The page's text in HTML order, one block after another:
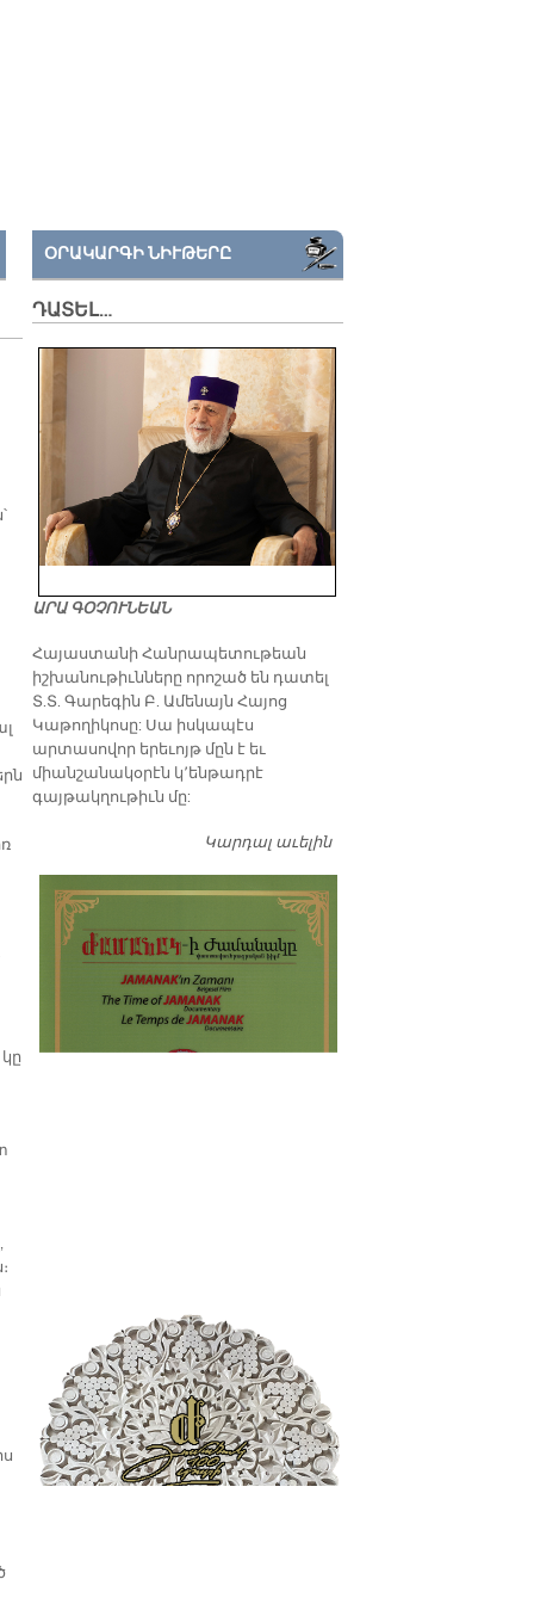
ՕՐԱԿԱՐԳԻ ՆԻՒԹԵՐԸ
ԴԱՏԵԼ…
ԱՐԱ ԳՕՉՈՒՆԵԱՆ
​Հայաստանի Հանրապետութեան
իշխանութիւնները որոշած են դատել
Տ.Տ. Գարեգին Բ. Ամենայն Հայոց
Կաթողիկոսը: Սա իսկապէս
արտասովոր երեւոյթ մըն է եւ
միանշանակօրէն կ՚ենթադրէ
գայթակղութիւն մը:
Կարդալ աւելինԴատել…